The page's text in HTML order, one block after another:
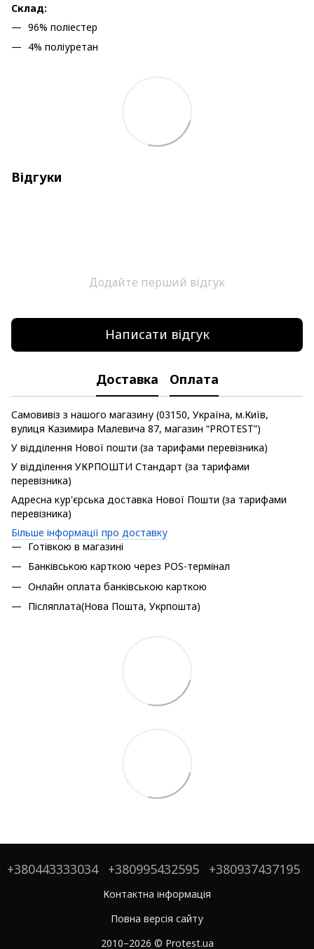
Склад:
96% поліестер
4% поліуретан
Відгуки
Додайте перший відгук
Написати відгук
Доставка Оплата
Самовивіз з нашого магазину (03150, Україна, м.Київ,
вулиця Казимира Малевича 87, магазин “PROTEST”)
У відділення Нової пошти (за тарифами перевізника)
У відділення УКРПОШТИ Стандарт (за тарифами
перевізника)
Адресна кур'єрська доставка Нової Пошти (за тарифами
перевізника)
Більше інформації про доставку
Готівкою в магазині
Банківською карткою через POS-термінал
Онлайн оплата банківською карткою
Післяплата(Нова Пошта, Укрпошта)
+380443333034 +380995432595 +380937437195
Контактна інформація
Повна версія сайту
2010–2026 © Protest.ua